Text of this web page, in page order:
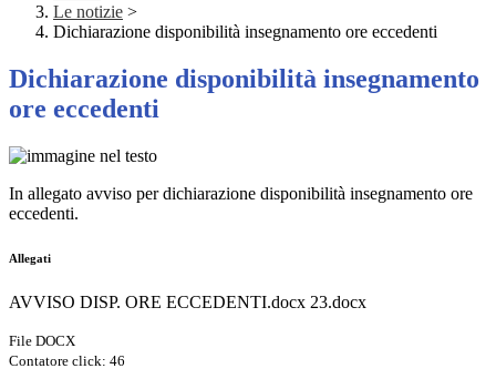
Le notizie >
Dichiarazione disponibilità insegnamento ore eccedenti
Dichiarazione disponibilità insegnamento
ore eccedenti
In allegato avviso per dichiarazione disponibilità insegnamento ore
eccedenti.
Allegati
AVVISO DISP. ORE ECCEDENTI.docx 23.docx
File DOCX
Contatore click: 46